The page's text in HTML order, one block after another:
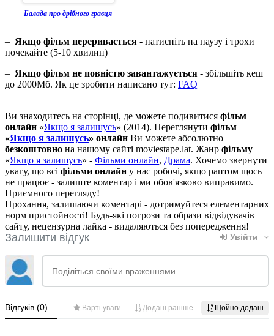
Балада про дрібного гравця
– Якщо фільм переривається - натисніть на паузу і трохи
почекайте (5-10 хвилин)
– Якщо фільм не повністю завантажується - збільшіть кеш
до 2000Мб. Як це зробити написано тут: FAQ
Ви знаходитесь на сторінці, де можете подивитися фільм
онлайн «Якщо я залишусь» (2014). Переглянути фільм
«Якщо я залишусь» онлайн Ви можете абсолютно
безкоштовно на нашому сайті moviestape.lat. Жанр фільму
«Якщо я залишусь» - Фільми онлайн, Драма. Хочемо звернути
увагу, що всі фільми онлайн у нас робочі, якщо раптом щось
не працює - залиште коментар і ми обов'язково виправимо.
Приємного перегляду!
Прохання, залишаючи коментарі - дотримуйтеся елементарних
норм пристойності! Будь-які погрози та образи відвідувачів
сайту, нецензурна лайка - видаляються без попередження!